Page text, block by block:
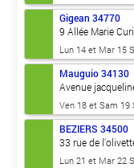
Gigean 34770
9 Allée Marie
Lun 14 et Mar 15
Mauguio 34130
Avenue
Ven 18 et Sam 19
BEZIERS 34500
33 rue de
Lun 21 et Mar 22